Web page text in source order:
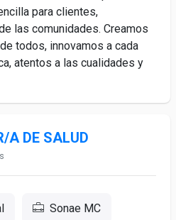
para clientes,
las comunidades. Creamos
todos, innovamos a cada
atentos a las cualidades y
A DE SALUD
Sonae MC